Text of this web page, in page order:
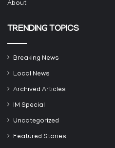
About
TRENDING TOPICS
Breaking News
Local News
Archived Articles
IM Special
Uncategorized
Featured Stories